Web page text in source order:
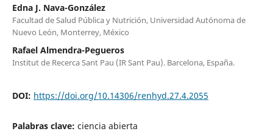
Edna J. Nava-González
Facultad de Salud Pública y Nutrición, Universidad Autónoma de
Nuevo León, Monterrey, México
Rafael Almendra-Pegueros
Institut de Recerca Sant Pau (IR Sant Pau). Barcelona, España.
DOI: https://doi.org/10.14306/renhyd.27.4.2055
Palabras clave: ciencia abierta